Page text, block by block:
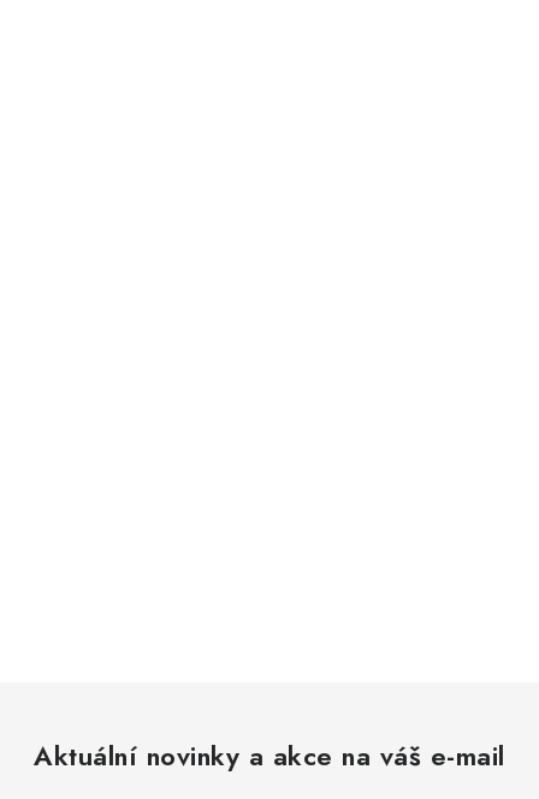
Aktuální novinky a akce na váš e-mail